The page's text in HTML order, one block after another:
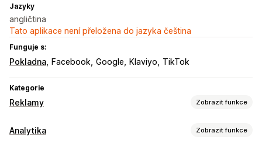
Jazyky
angličtina
Tato aplikace není přeložena do jazyka čeština
Funguje s:
Pokladna Facebook Google Klaviyo TikTok
Kategorie
Reklamy Zobrazit funkce
Cílení
Analytika Zobrazit funkce